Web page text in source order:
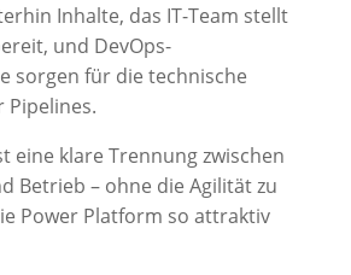
Inhalte, das IT-Team stellt
und DevOps-
sorgen für die technische
Pipelines.
eine klare Trennung zwischen
Betrieb – ohne die Agilität zu
Power Platform so attraktiv